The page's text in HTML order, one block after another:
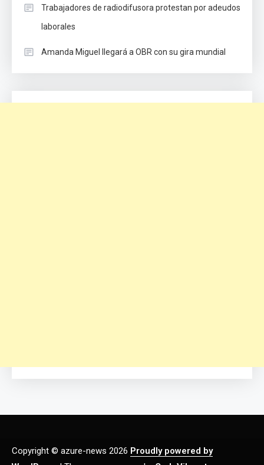
Trabajadores de radiodifusora protestan por adeudos
laborales
Amanda Miguel llegará a OBR con su gira mundial
Copyright © azure-news 2026 Proudly powered by